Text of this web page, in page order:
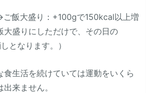
ご飯大盛り：+100gで150kcal以上増
大盛りにしただけで、その日の
となります。）
食生活を続けていては運動をいくら
来ません。